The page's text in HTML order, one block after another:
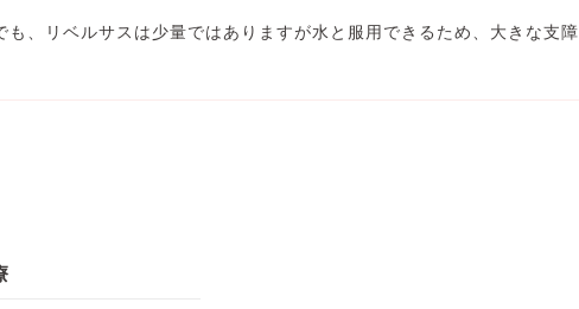
も、リベルサスは少量ではありますが水と服用できるため、大きな支障